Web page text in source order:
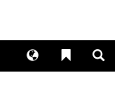
Liens
Langues